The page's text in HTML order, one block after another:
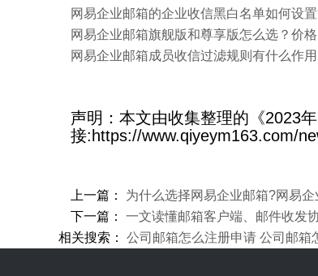
网易企业邮箱的企业收信黑白名单如何设
网易企业邮箱旗舰版和尊享版怎么选？价
网易企业邮箱成员收信过滤规则有什么作
声明：本文由收集整理的《2023
接:https://www.qiyeym163.com/
上一篇： 为什么选择网易企业邮箱?网易
下一篇： 一文读懂邮箱客户端、邮件收发
相关搜索： 公司邮箱怎么注册申请 公司邮箱